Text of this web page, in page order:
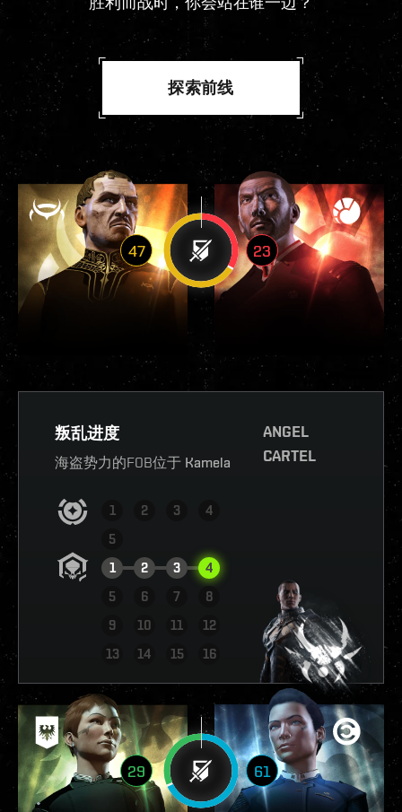
探索前线
47 23
叛乱进度
海盗势力的FOB位于 Kamela
1 2 3
4
5
1
2 3
4
5
6 7
8
9
10 11
12
13
14 15 16
查看报告
ANGEL
CARTEL
29 61